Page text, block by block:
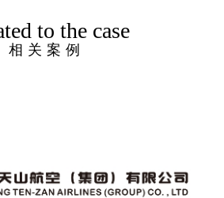
to the case
相关案例